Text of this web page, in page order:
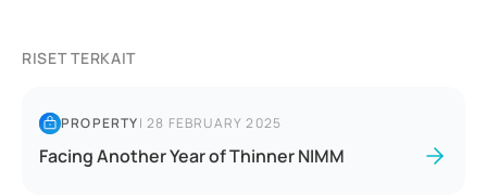
RISET TERKAIT
PROPERTY|28 FEBRUARY 2025
Facing Another Year of Thinner NIMM